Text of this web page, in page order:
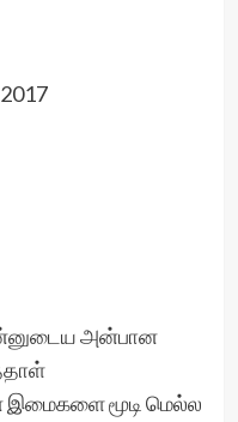
அன்பான
இமைகளை மூடி மெல்ல